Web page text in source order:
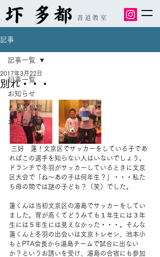
書道教室
記事
記事一覧
お知らせ
こども教室
おとな教室
記事一覧
別れ・・・
2017年3月22日
ればこの選手を知らない人はいないでしょう。
ドランチで冬羽がサッカーしているときに文京
区大会で「ね～あの子は何年生？」・・・私た
ち母の間では謎の子ども？（笑）でした。
蓮くんは当初文京区の湯島でサッカーをしてい
ました。背が高くてどうみても１年生には３年
生には５年生には見えなかった・・・。そんな
蓮くんと冬羽の出会いは文京トレセン、池本小
もとPTA会長から湯島チームで試合に出ない
か？というお誘いを受け、湯島の合宿にも参加